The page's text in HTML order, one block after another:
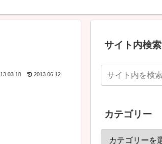
2013.06.12
サイト内検索
カテゴリー